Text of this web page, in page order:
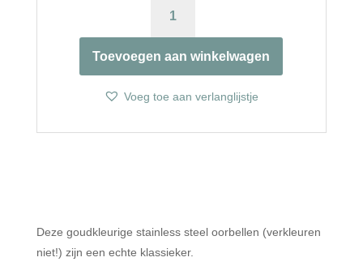
GOUDEN
OVALEN
AANTAL
Toevoegen aan winkelwagen
Voeg toe aan verlanglijstje
Deze goudkleurige stainless steel oorbellen (verkleuren
niet!) zijn een echte klassieker.